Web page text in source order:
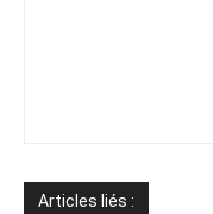
Articles liés :